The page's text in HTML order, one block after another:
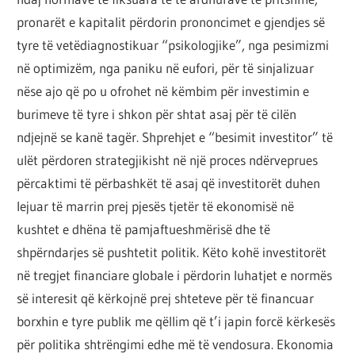
pronarët e kapitalit përdorin prononcimet e gjendjes së
tyre të vetëdiagnostikuar “psikologjike”, nga pesimizmi
në optimizëm, nga paniku në eufori, për të sinjalizuar
nëse ajo që po u ofrohet në këmbim për investimin e
burimeve të tyre i shkon për shtat asaj për të cilën
ndjejnë se kanë tagër. Shprehjet e “besimit investitor” të
ulët përdoren strategjikisht në një proces ndërveprues
përcaktimi të përbashkët të asaj që investitorët duhen
lejuar të marrin prej pjesës tjetër të ekonomisë në
kushtet e dhëna të pamjaftueshmërisë dhe të
shpërndarjes së pushtetit politik. Këto kohë investitorët
në tregjet financiare globale i përdorin luhatjet e normës
së interesit që kërkojnë prej shteteve për të financuar
borxhin e tyre publik me qëllim që t’i japin forcë kërkesës
për politika shtrëngimi edhe më të vendosura. Ekonomia